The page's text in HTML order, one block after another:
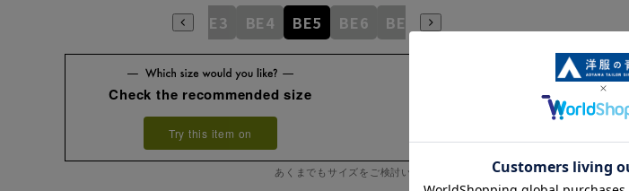
AB8 BE3 BE4 BE5 BE6 BE7 BE8
Check the recommended size
Try this item on
あくまでもサイズをご検討いただく際の目安となります。